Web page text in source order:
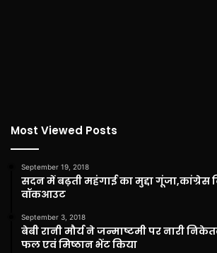
Most Viewed Posts
September 19, 2018
सदन में बढ़ती महंगाई का मुद्दा गूंजा,कांग्रेस
वॉकआउट
September 3, 2018
बेबी रानी मौर्य ने जन्माष्टमी पर नारी
फल एवं मिष्ठान भेंट किया